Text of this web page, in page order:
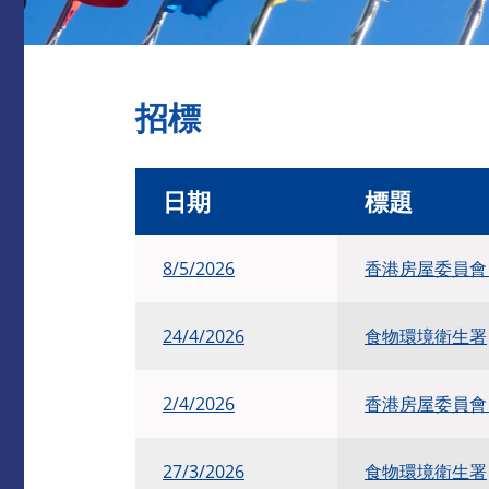
招標
日期 標題
8/5/2026 香港房屋委員
24/4/2026 食物環境衛生署
2/4/2026 香港房屋委員
27/3/2026 食物環境衛生署